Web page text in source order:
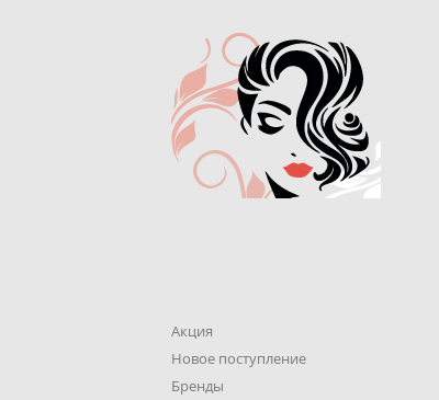
Акция
Новое поступление
Бренды